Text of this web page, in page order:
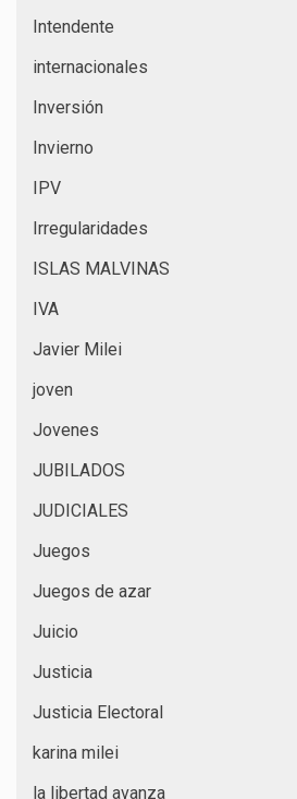
Intendente
internacionales
Inversión
Invierno
IPV
Irregularidades
ISLAS MALVINAS
IVA
Javier Milei
joven
Jovenes
JUBILADOS
JUDICIALES
Juegos
Juegos de azar
Juicio
Justicia
Justicia Electoral
karina milei
la libertad avanza